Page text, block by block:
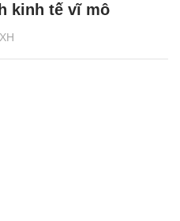
kinh tế vĩ mô